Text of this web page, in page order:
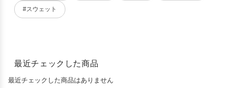
#スウェット
最近チェックした商品
最近チェックした商品はありません